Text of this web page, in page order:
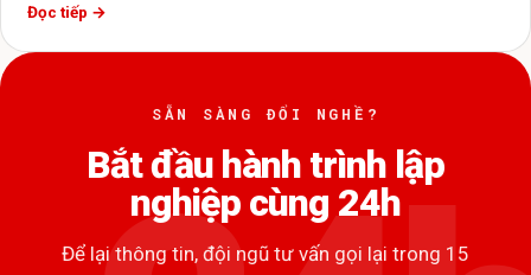
Đọc tiếp →
SẴN SÀNG ĐỔI NGHỀ?
Bắt đầu hành trình lập
nghiệp cùng 24h
Để lại thông tin, đội ngũ tư vấn gọi lại trong 15